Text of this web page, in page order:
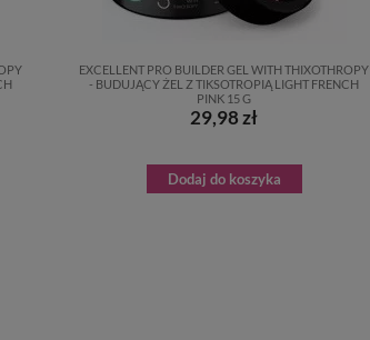
EXCELLENT PRO BUILDER GEL WITH THIXOTHROPY
- BUDUJĄCY ŻEL Z TIKSOTROPIĄ LIGHT FRENCH
PINK 15 G
29,98 zł
Dodaj do koszyka